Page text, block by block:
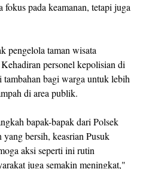
pada keamanan, tetapi juga
pengelola taman wisata
personel kepolisian di
bagi warga untuk lebih
di area publik.
bapak-bapak dari Polsek
bersih, keasrian Pusuk
aksi seperti ini rutin
juga semakin meningkat,"